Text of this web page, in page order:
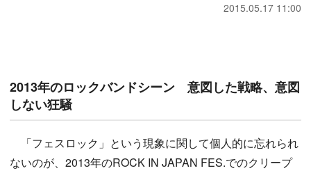
2015.05.17 11:00
2013年のロックバンドシーン 意図した戦略、意図
しない狂騒
「フェスロック」という現象に関して個人的に忘れられ
ないのが、2013年のROCK IN JAPAN FES.でのクリープ